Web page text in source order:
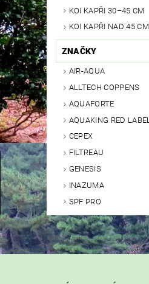
KOI KAPŘI 30–45 CM
KOI KAPŘI NAD 45 CM
ZNAČKY
AIR-AQUA
ALLTECH COPPENS
AQUAFORTE
AQUAKING RED LABEL
CEPEX
FILTREAU
GENESIS
INAZUMA
SPF PRO